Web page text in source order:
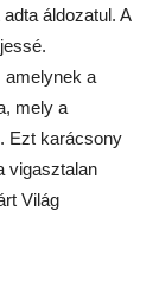
áldozatul. A
amelynek a
mely a
Ezt karácsony
vigasztalan
Világ